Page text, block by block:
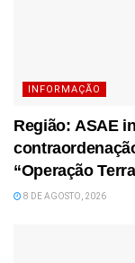
INFORMAÇÃO
Região: ASAE
“Operação
8 DE AGOSTO, 2026